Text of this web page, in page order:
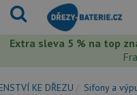
Extra sleva 5 % na top
KE DŘEZU Sifony a